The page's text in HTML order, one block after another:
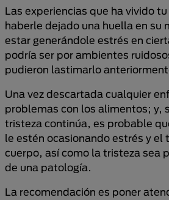
Las experiencias que ha vivido
haberle dejado una huella en su
estar generándole estrés en
podría ser por ambientes
pudieron lastimarlo
Una vez descartada cualquier
problemas con los alimentos; y,
tristeza continúa, es probable
le estén ocasionando estrés y el
cuerpo, así como la tristeza sea
de una patología.
La recomendación es poner